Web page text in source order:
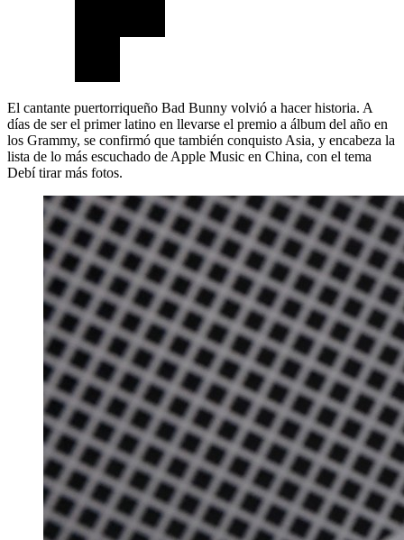
El cantante puertorriqueño Bad Bunny volvió a hacer historia. A
días de ser el primer latino en llevarse el premio a álbum del año en
los Grammy, se confirmó que también conquisto Asia, y encabeza la
lista de lo más escuchado de Apple Music en China, con el tema
Debí tirar más fotos.